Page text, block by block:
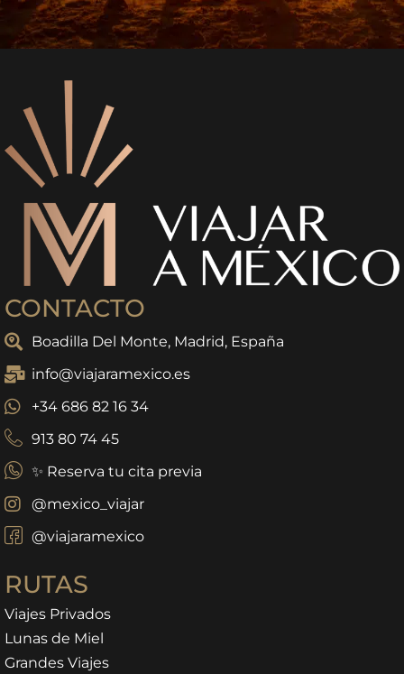
CONTACTO
Boadilla Del Monte, Madrid, España
info@viajaramexico.es
+34 686 82 16 34
913 80 74 45
✨ Reserva tu cita previa
@mexico_viajar
@viajaramexico
RUTAS
Viajes Privados
Lunas de Miel
Grandes Viajes